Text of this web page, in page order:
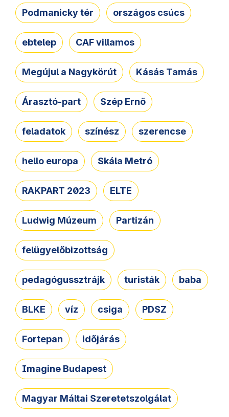
Podmanicky tér országos csúcs
ebtelep CAF villamos
Megújul a Nagykörút Kásás Tamás
Árasztó-part Szép Ernő
feladatok színész szerencse
hello europa Skála Metró
RAKPART 2023 ELTE
Ludwig Múzeum Partizán
felügyelőbizottság
pedagógussztrájk turisták baba
BLKE víz csiga PDSZ
Fortepan időjárás
Imagine Budapest
Magyar Máltai Szeretetszolgálat